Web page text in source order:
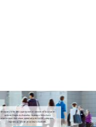
Découvrez l’offre des organisations et services sociaux-santé
actifs en Région de Bruxelles-Capitale à l’aide d’une
arborescence thématique contenant près de 630 catégories,
réparties au sein de 20 secteurs d’activités.